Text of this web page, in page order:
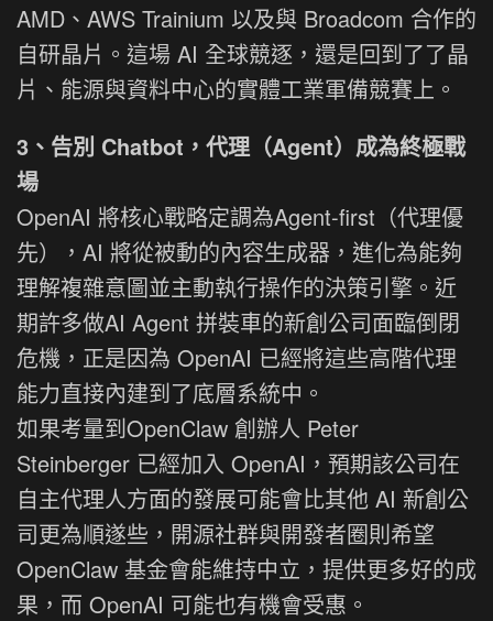
AMD、AWS Trainium 以及與 Broadcom 合作的
自研晶片。這場 AI 全球競逐，還是回到了了晶
片、能源與資料中心的實體工業軍備競賽上。
3、告別 Chatbot，代理（Agent）成為終極戰
場
OpenAI 將核心戰略定調為Agent-first（代理優
先），AI 將從被動的內容生成器，進化為能夠
理解複雜意圖並主動執行操作的決策引擎。近
期許多做AI Agent 拼裝車的新創公司面臨倒閉
危機，正是因為 OpenAI 已經將這些高階代理
能力直接內建到了底層系統中。
如果考量到OpenClaw 創辦人 Peter
Steinberger 已經加入 OpenAI，預期該公司在
自主代理人方面的發展可能會比其他 AI 新創公
司更為順遂些，開源社群與開發者圈則希望
OpenClaw 基金會能維持中立，提供更多好的成
果，而 OpenAI 可能也有機會受惠。